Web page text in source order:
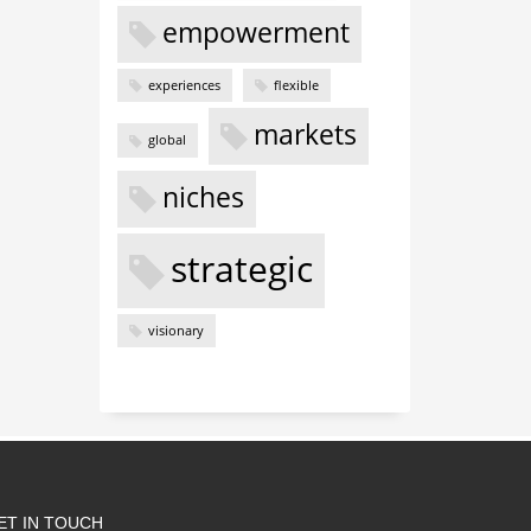
empowerment
experiences flexible
global
markets
niches
strategic
visionary
IN TOUCH